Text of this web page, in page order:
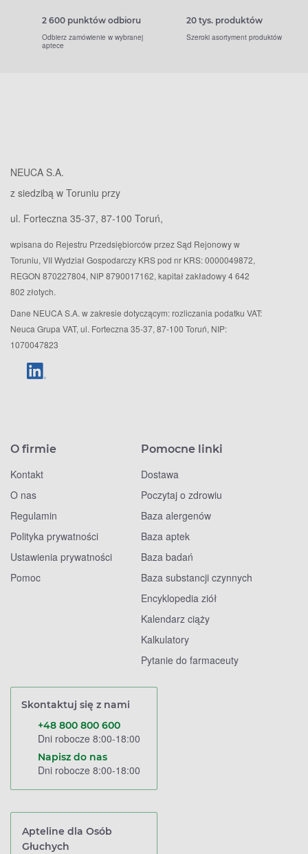
2 600 punktów odbioru
Odbierz zamówienie w wybranej
aptece
20 tys. produktów
Szeroki asortyment produktów
NEUCA S.A.
z siedzibą w Toruniu przy
ul. Forteczna 35-37, 87-100 Toruń,
wpisana do Rejestru Przedsiębiorców przez Sąd Rejonowy w
Toruniu, VII Wydział Gospodarczy KRS pod nr KRS: 0000049872,
REGON 870227804, NIP 8790017162, kapitał zakładowy 4 642
802 złotych.
Dane NEUCA S.A. w zakresie dotyczącym: rozliczania podatku VAT:
Neuca Grupa VAT, ul. Forteczna 35-37, 87-100 Toruń, NIP:
1070047823
O firmie
Kontakt
O nas
Regulamin
Polityka prywatności
Ustawienia prywatności
Pomoc
Pomocne linki
Dostawa
Poczytaj o zdrowiu
Baza alergenów
Baza aptek
Baza badań
Baza substancji czynnych
Encyklopedia ziół
Kalendarz ciąży
Kalkulatory
Pytanie do farmaceuty
Skontaktuj się z nami
+48 800 800 600
Dni robocze 8:00-18:00
Napisz do nas
Dni robocze 8:00-18:00
Apteline dla Osób
Głuchych